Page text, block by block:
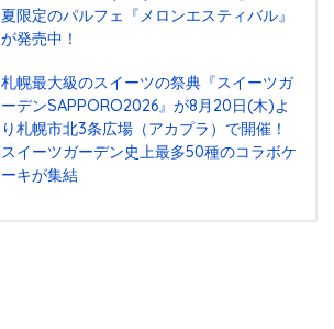
夏限定のパルフェ『メロンエスティバル』
が発売中！
札幌最大級のスイーツの祭典『スイーツガ
ーデンSAPPORO2026』が8月20日(木)よ
り札幌市北3条広場（アカプラ）で開催！
スイーツガーデン史上最多50種のコラボケ
ーキが集結